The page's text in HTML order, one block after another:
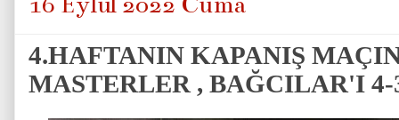
4.HAFTANIN KAPANIŞ
MASTERLER , BAĞCILAR'I